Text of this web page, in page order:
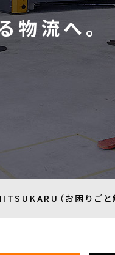
物流へ。
（お困りご